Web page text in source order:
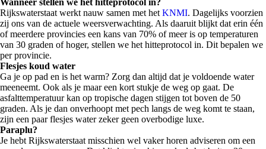
Wanneer stellen we het hitteprotocol in?
Rijkswaterstaat werkt nauw samen met het KNMI. Dagelijks voorzien
zij ons van de actuele weersverwachting. Als daaruit blijkt dat erin één
of meerdere provincies een kans van 70% of meer is op temperaturen
van 30 graden of hoger, stellen we het hitteprotocol in. Dit bepalen we
per provincie.
Flesjes koud water
Ga je op pad en is het warm? Zorg dan altijd dat je voldoende water
meeneemt. Ook als je maar een kort stukje de weg op gaat. De
asfalttemperatuur kan op tropische dagen stijgen tot boven de 50
graden. Als je dan onverhoopt met pech langs de weg komt te staan,
zijn een paar flesjes water zeker geen overbodige luxe.
Paraplu?
Je hebt Rijkswaterstaat misschien wel vaker horen adviseren om een